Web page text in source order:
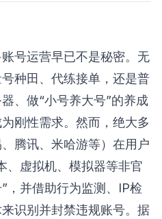
号运营早已不是秘密。无
种田、代练接单，还是普
、做“小号养大号”的养成
刚性需求。然而，绝大多
腾讯、米哈游等）在用户
、虚拟机、模拟器等非官
，并借助行为监测、IP检
识别并封禁违规账号。据